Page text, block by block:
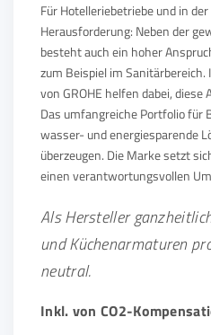
Für Hotelleriebetriebe und in
Herausforderung: Neben der
besteht auch ein hoher
zum Beispiel im
von GROHE helfen dabei,
Das umfangreiche Portfolio für
wasser- und energiesparende
überzeugen. Die Marke setzt
einen verantwortungsvollen
Als Hersteller
und Küchenarmaturen
neutral.
Inkl. von CO2-